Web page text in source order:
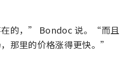
在的，” Bondoc 说。“而且
那里的价格涨得更快。”